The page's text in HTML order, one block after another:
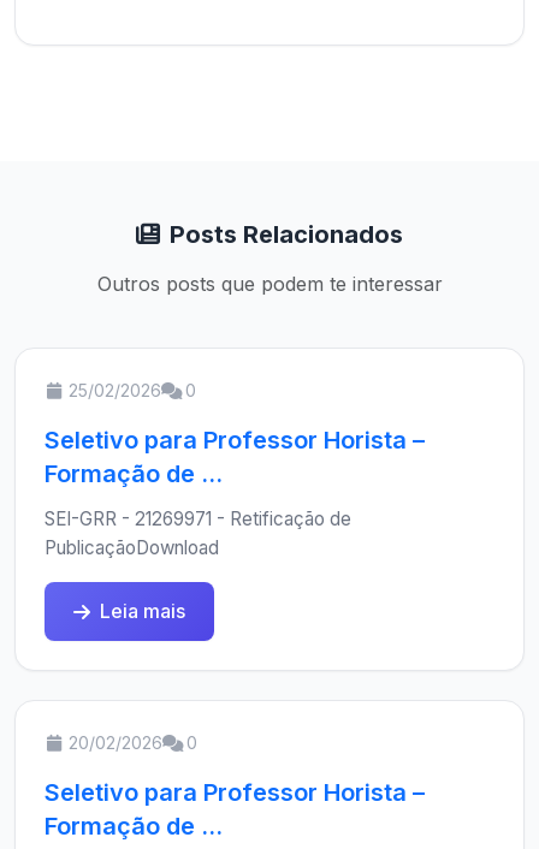
Posts Relacionados
Outros posts que podem te interessar
25/02/2026 0
Seletivo para Professor Horista –
Formação de ...
SEI-GRR - 21269971 - Retificação de
PublicaçãoDownload
Leia mais
20/02/2026 0
Seletivo para Professor Horista –
Formação de ...